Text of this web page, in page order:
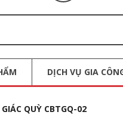
DỊCH VỤ GIA
QUỲ CBTGQ-02